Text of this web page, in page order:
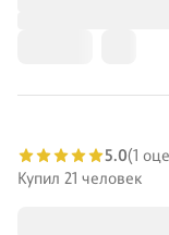
5.0(1
Купил 21 человек